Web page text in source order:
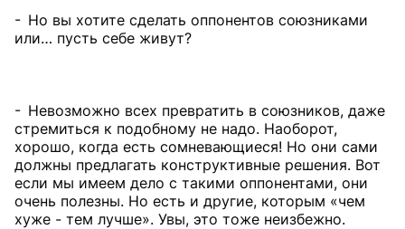
- Но вы хотите сделать оппонентов союзниками
или… пусть себе живут?
- Невозможно всех превратить в союзников, даже
стремиться к подобному не надо. Наоборот,
хорошо, когда есть сомневающиеся! Но они сами
должны предлагать конструктивные решения. Вот
если мы имеем дело с такими оппонентами, они
очень полезны. Но есть и другие, которым «чем
хуже - тем лучше». Увы, это тоже неизбежно.